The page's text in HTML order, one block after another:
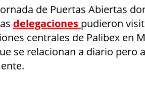
de Puertas Abiertas
delegaciones pudieron
centrales de Palibex en
se relacionan a diario pero